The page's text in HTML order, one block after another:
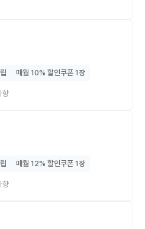
매월 10% 할인쿠폰 1장
향
매월 12% 할인쿠폰 1장
향